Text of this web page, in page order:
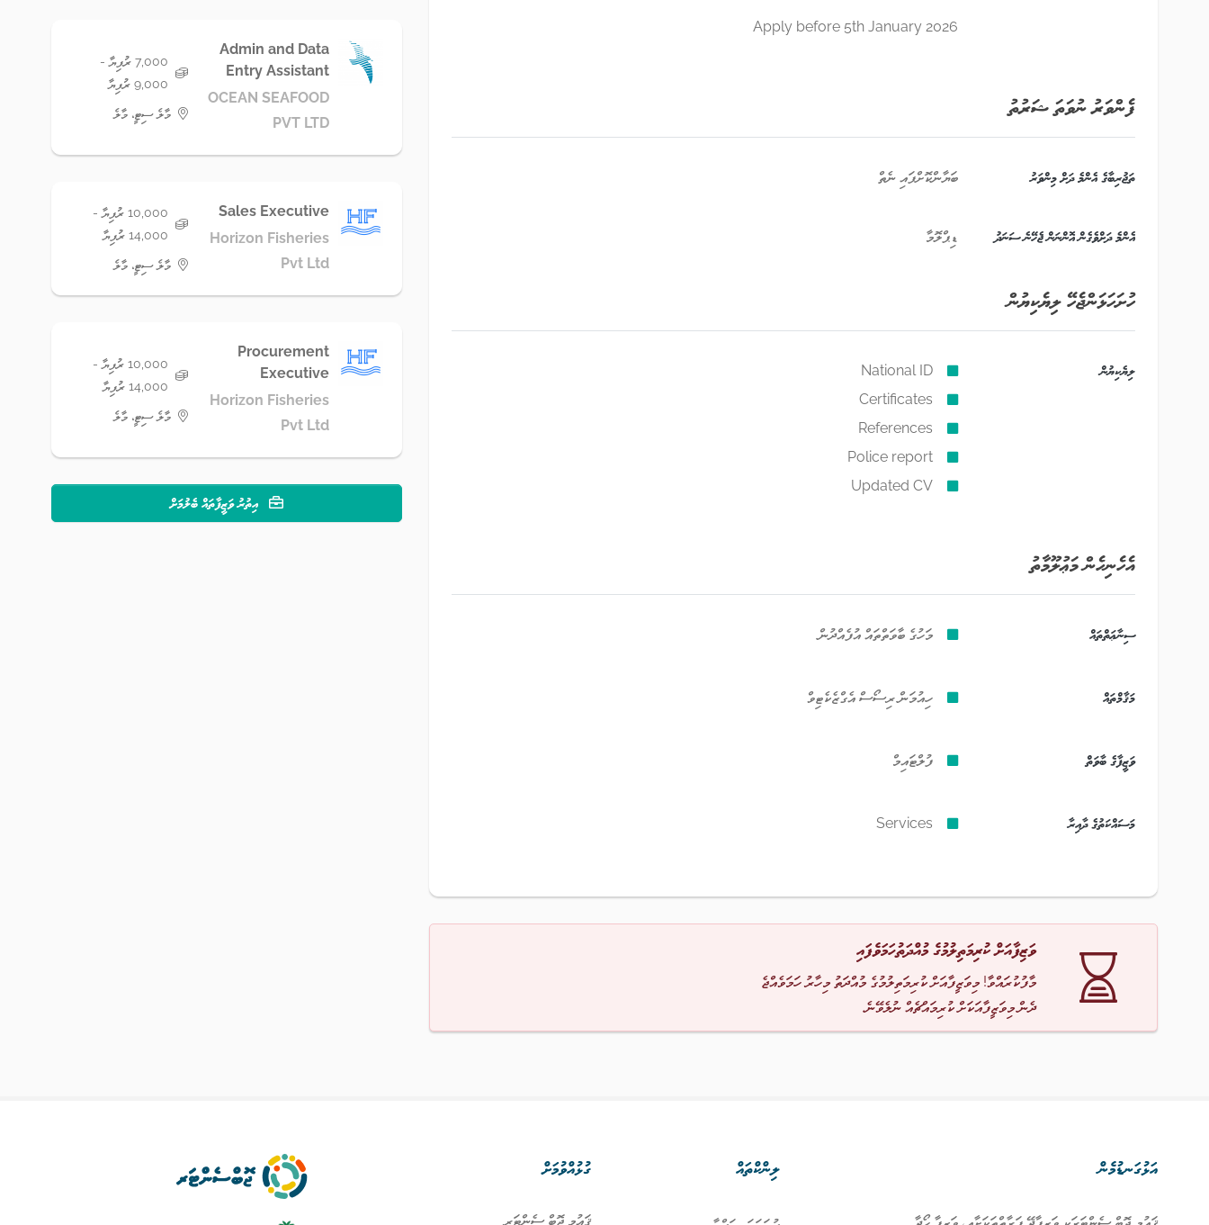
Apply before 5th January 2026
ފެންވަރު ނުވަތަ ޝަރުތު
ތަޖުރިބާގެ އެންމެ ދަށް މިންވަރު ބަޔާންކޮށްފައި ނެތް
އެންމެ ދަށްވެގެން އޮންނަން ޖެހޭނެ ސަނަދު ޑިޕްލޮމާ
ހުށަހަޅަންޖެހޭ ލިޔެކިޔުން
ލިޔެކިޔުން
National ID
Certificates
References
Police report
Updated CV
އެހެނިހެން މަޢުލޫމާތު
ސިނާޢަތްތައް މަހުގެ ބާވަތްތައް އުފެއްދުން
މަޤާމްތައް ހިއުމަން ރިސޯސް އެގްޒެކެޓިވް
ވަޒީފާގެ ބާވަތް ފުލްޓައިމް
މަސައްކަތުގެ ދާއިރާ Services
ވަޒިފާއަށް ކުރިމަތިލުމުގެ މުއްދަތުހަމަވެފައި
މާފުކުރައްވާ! މިވަޒީފާއަށް ކުރިމަތިލުމުގެ މުއްދަތު މިހާރު ހަމަވެއްޖެ
ދެން މިވަޒީފާއަކަށް ކުރިމައްޗެއް ނުލެވޭނެ.
Admin and Data
Entry Assistant
OCEAN SEAFOOD
PVT LTD
7,000 ރުފިޔާ -
9,000 ރުފިޔާ
މާލެ ސިޓީ، މާލެ
Sales Executive
Horizon Fisheries
Pvt Ltd
10,000 ރުފިޔާ -
14,000 ރުފިޔާ
މާލެ ސިޓީ، މާލެ
Procurement
Executive
Horizon Fisheries
Pvt Ltd
10,000 ރުފިޔާ -
14,000 ރުފިޔާ
މާލެ ސިޓީ، މާލެ
އިތުރު ވަޒީފާތައް ބެލުމަށް
އަޅުގަނޑުމެން ލިންކްތައް ގުޅުއްވުމަށް
ޤައުމީ ޖޮބް ސެންޓަރ